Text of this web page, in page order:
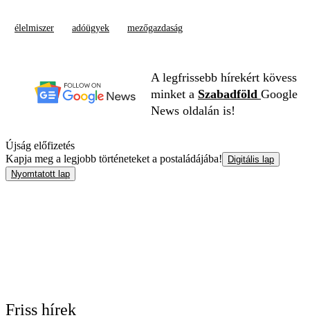
élelmiszer adóügyek mezőgazdaság
A legfrissebb hírekért kövess
minket a Szabadföld Google
News oldalán is!
Újság előfizetés
Kapja meg a legjobb történeteket a postaládájába!
Digitális lap
Nyomtatott lap
Friss hírek